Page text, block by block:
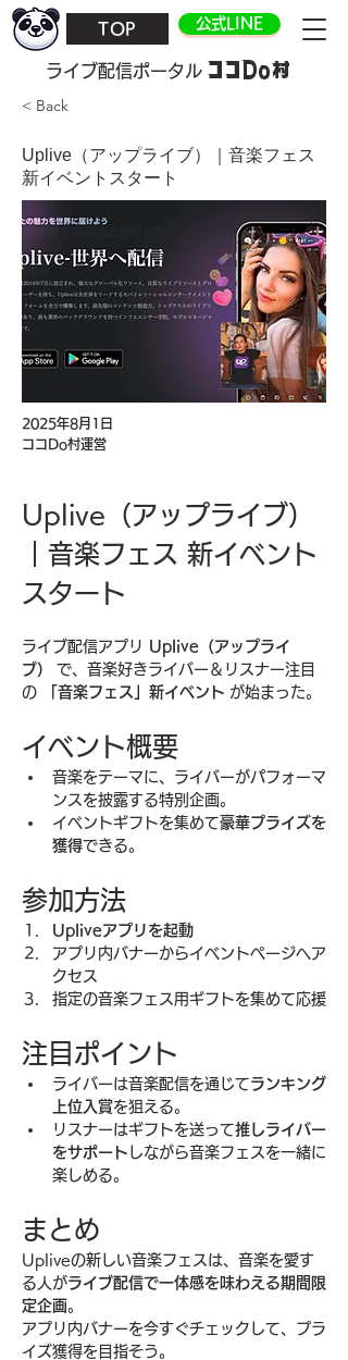
TOP 公式LINE
​ライブ配信ポータル ココDo村
< Back
Uplive（アップライブ）｜音楽フェス
新イベントスタート
2025年8月1日
ココDo村運営
Uplive（アップライブ）
｜音楽フェス 新イベント
スタート
ライブ配信アプリ Uplive（アップライ
ブ）
で、音楽好きライバー＆リスナー注目
の
「音楽フェス」新イベント が始まった。
イベント概要
音楽をテーマに、ライバーがパフォーマ
ンスを披露する特別企画。
イベントギフトを集めて豪華プライズを
獲得できる。
参加方法
Upliveアプリを起動
アプリ内バナーからイベントページへア
クセス
指定の音楽フェス用ギフトを集めて応援
注目ポイント
ライバーは音楽配信を通じてランキング
上位入賞を狙える。
リスナーはギフトを送って推しライバー
をサポート しながら音楽フェスを一緒に
楽しめる。
まとめ
Upliveの新しい音楽フェスは、音楽を愛す
る人がライブ配信で一体感を味わえる期間限
定企画。
アプリ内バナーを今すぐチェックして、プラ
イズ獲得を目指そう。